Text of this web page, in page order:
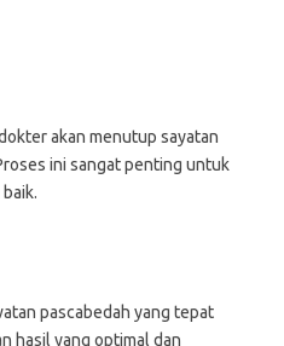
akan menutup sayatan
ini sangat penting untuk
pascabedah yang tepat
hasil yang optimal dan